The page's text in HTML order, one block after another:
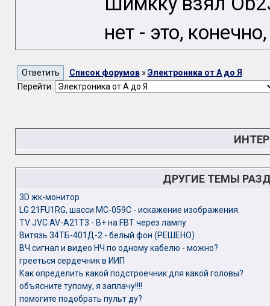
нет - это,
Список форумов» Электроника от А до Я
Перейти:
ДРУГИЕ ТЕМЫ
3D жк-монитор
LG 21FU1RG, шасси MC-059C - искажение изображения.
TV JVC AV-A21T3 - B+ на FBT через лампу
Витязь 34ТБ-401Д-2 - белый фон (РЕШЕНО)
ВЧ сигнал и видео НЧ по одному кабелю - можно?
грееться сердечник в ИИП
Как определить какой подстроечник для какой головы?
объясните тупому, я заплачу!!!!
помогите подобрать пульт ду?